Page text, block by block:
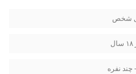
شخص
چند نفره